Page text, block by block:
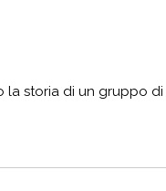
storia di un gruppo di